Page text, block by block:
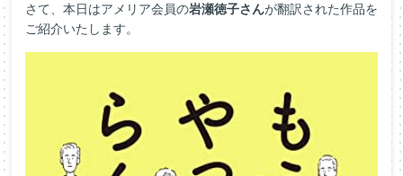
さて、本日はアメリア会員の岩瀬徳子さんが翻訳された作品を
ご紹介いたします。